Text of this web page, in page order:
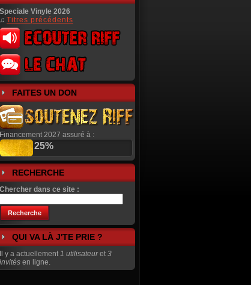
Speciale Vinyle 2026
♫ Titres précédents
FAITES UN DON
Financement 2027 assuré à :
25%
RECHERCHE
Chercher dans ce site :
QUI VA LÀ J'TE PRIE ?
Il y a actuellement 1 utilisateuret 3
invités en ligne.